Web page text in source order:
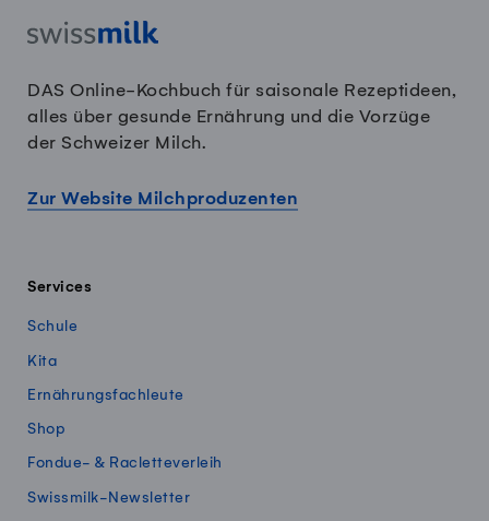
DAS Online-Kochbuch für saisonale Rezeptideen,
alles über gesunde Ernährung und die Vorzüge
der Schweizer Milch.
Zur Website Milchproduzenten
Services
Schule
Kita
Ernährungsfachleute
Shop
Fondue- & Racletteverleih
Swissmilk-Newsletter